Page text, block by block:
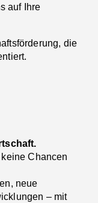
auf Ihre
die
Chancen
neue
– mit